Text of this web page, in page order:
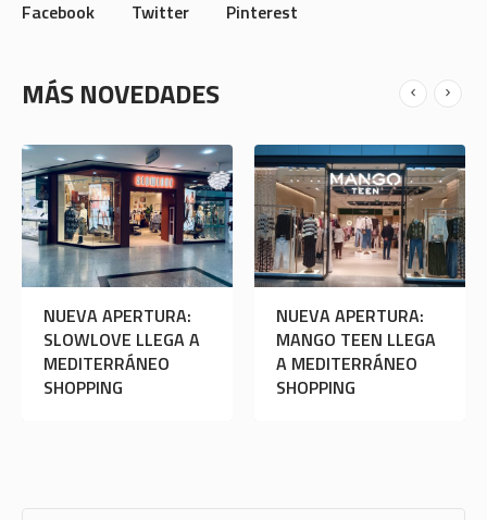
Facebook Twitter Pinterest
MÁS NOVEDADES
A
NUEVA APERTURA:
SLOWLOVE LLEGA A
MEDITERRÁNEO
NUEVA
MANGO
A